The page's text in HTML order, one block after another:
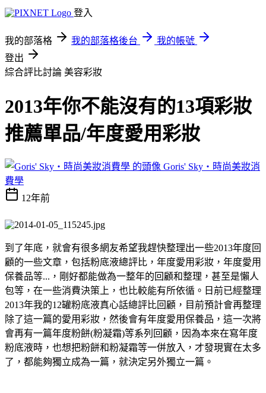
登入
我的部落格 我的部落格後台
我的帳號
登出
綜合評比討論 美容彩妝
2013年你不能沒有的13項彩妝
推薦單品/年度愛用彩妝
Goris' Sky‧時尚美妝消
費學
12年前
到了年底，就會有很多網友希望我趕快整理出一些2013年度回
顧的一些文章，包括粉底液總評比，年度愛用彩妝，年度愛用
保養品等...，剛好都能做為一整年的回顧和整理，甚至是懶人
包等，在一些消費決策上，也比較能有所依循。日前已經整理
2013年我的12罐粉底液真心話總評比回顧，目前預計會再整理
除了這一篇的愛用彩妝，然後會有年度愛用保養品，這一次將
會再有一篇年度粉餅(粉凝霜)等系列回顧，因為本來在寫年度
粉底液時，也想把粉餅和粉凝霜等一併放入，才發現實在太多
了，都能夠獨立成為一篇，就決定另外獨立一篇。